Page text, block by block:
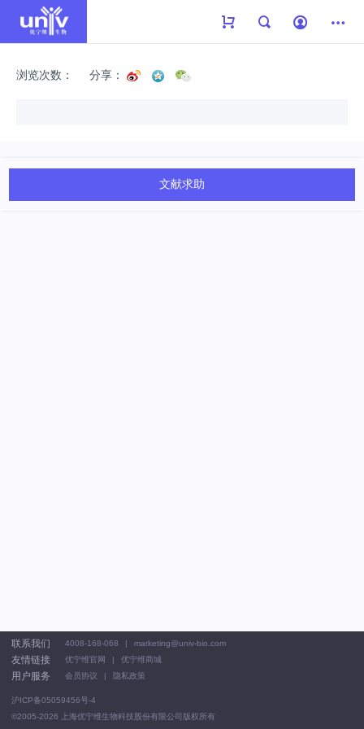
浏览次数： 分享：
文献求助
联系我们 4008-168-068 marketing@univ-bio.com
友情链接 优宁维官网 优宁维商城
用户服务 会员协议 隐私政策
沪ICP备05059456号-4
©2005-2026 上海优宁维生物科技股份有限公司版权所有